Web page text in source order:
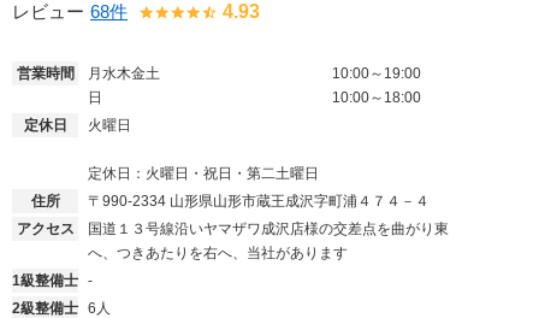
レビュー 68件 4.93
営業時間 月水木金土
10:00～19:00
日
10:00～18:00
定休日
火曜日
定休日：火曜日・祝日・第二土曜日
住所
〒990-2334 山形県山形市蔵王成沢字町浦４７４－４
アクセス
国道１３号線沿いヤマザワ成沢店様の交差点を曲がり東
へ、つきあたりを右へ、当社があります
1級整備士 -
2級整備士 6人